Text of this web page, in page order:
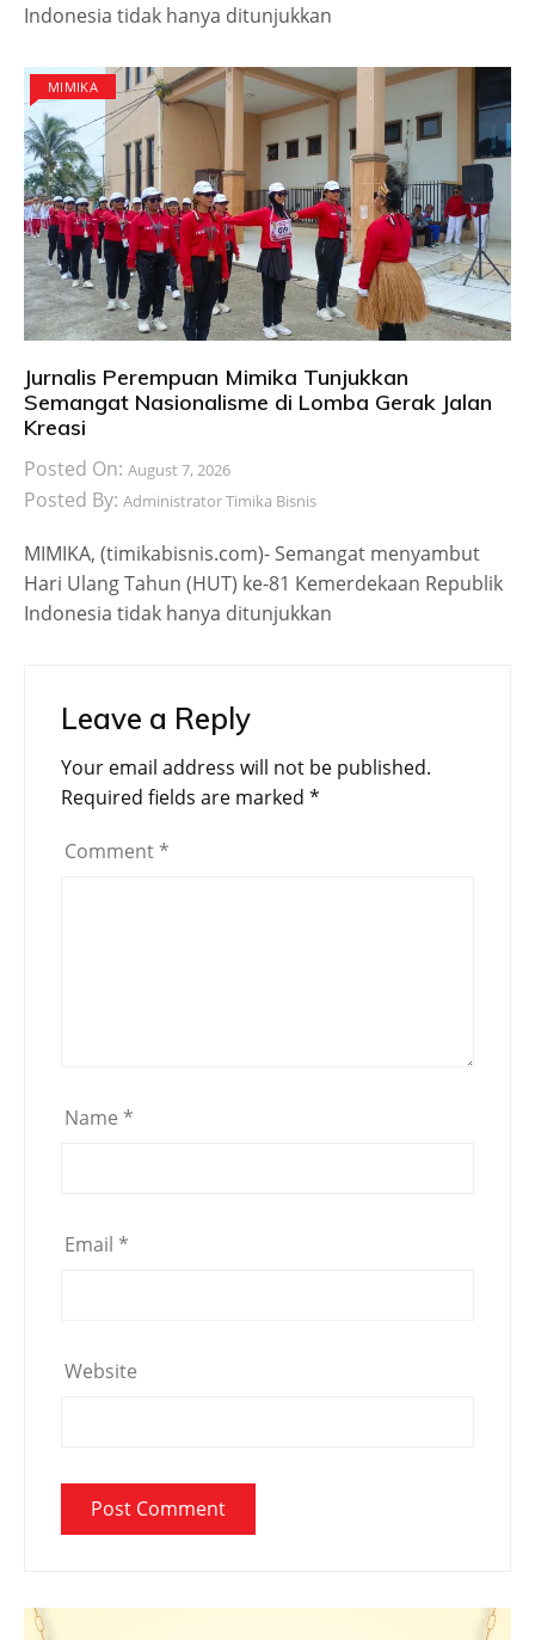
Indonesia tidak hanya ditunjukkan
MIMIKA
Jurnalis Perempuan Mimika Tunjukkan
Semangat Nasionalisme di Lomba Gerak Jalan
Kreasi
Posted On: August 7, 2026
Posted By: Administrator Timika Bisnis
MIMIKA, (timikabisnis.com)- Semangat menyambut
Hari Ulang Tahun (HUT) ke-81 Kemerdekaan Republik
Indonesia tidak hanya ditunjukkan
Leave a Reply
Your email address will not be published.
Required fields are marked *
Comment *
Name *
Email *
Website